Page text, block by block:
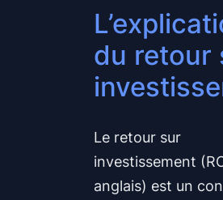
du retour
Le retour sur
investissement
anglais) est un